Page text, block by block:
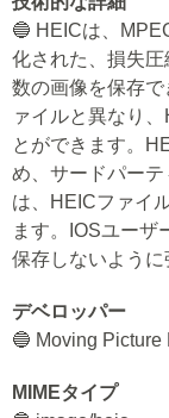
🔵 HEICは、
化された、損失
数の画像を保存
ァイルと異なり
とができます。
め、サードパー
は、HEICファイ
ます。IOSユーザ
保存しないように
デベロッパー
🔵 Moving Picture
MIMEタイプ